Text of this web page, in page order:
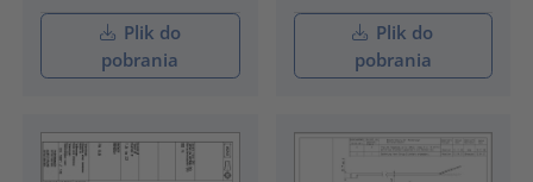
Plik do
pobrania
Plik do
pobrania